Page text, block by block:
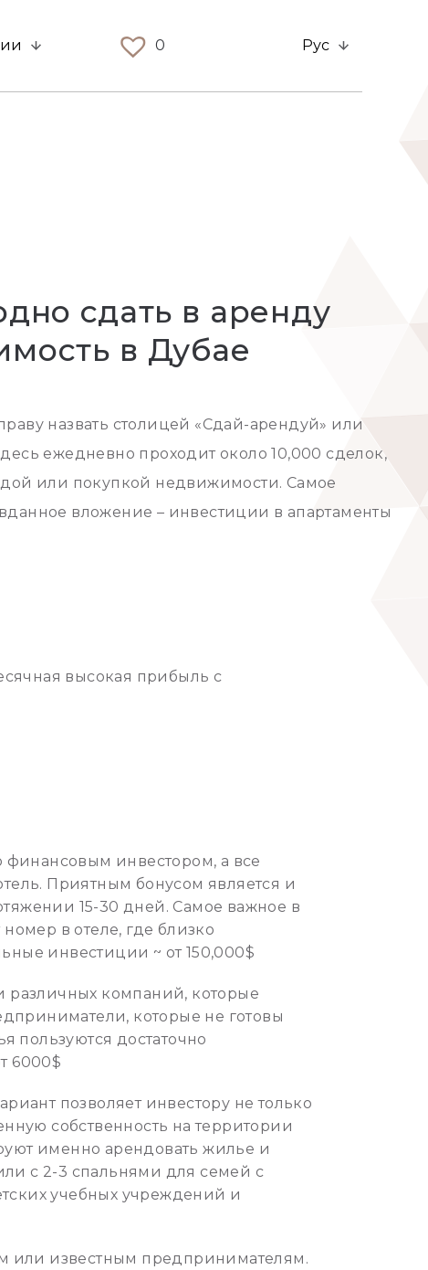
0 Рус
сдать в аренду
в Дубае
назвать столицей «Сдай-арендуй» или
ежедневно проходит около 10,000 сделок,
или покупкой недвижимости. Самое
вложение – инвестиции в апартаменты
высокая прибыль с
инвестором, а все
Приятным бонусом является и
15-30 дней. Самое важное в
в отеле, где близко
инвестиции ~ от 150,000$
различных компаний, которые
которые не готовы
пользуются достаточно
6000$
позволяет инвестору не только
собственность на территории
именно арендовать жилье и
с 2-3 спальнями для семей с
учебных учреждений и
или известным предпринимателям.